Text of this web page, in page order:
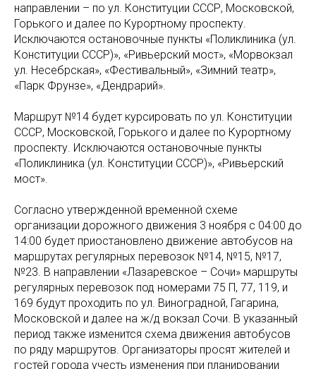
направлении – по ул. Конституции СССР, Московской,
Горького и далее по Курортному проспекту.
Исключаются остановочные пункты «Поликлиника (ул.
Конституции СССР)», «Ривьерский мост», «Морвокзал
ул. Несебрская», «Фестивальный», «Зимний театр»,
«Парк Фрунзе», «Дендрарий».
Маршрут №14 будет курсировать по ул. Конституции
СССР, Московской, Горького и далее по Курортному
проспекту. Исключаются остановочные пункты
«Поликлиника (ул. Конституции СССР)», «Ривьерский
мост».
Согласно утвержденной временной схеме
организации дорожного движения 3 ноября с 04:00 до
14:00 будет приостановлено движение автобусов на
маршрутах регулярных перевозок №14, №15, №17,
№23. В направлении «Лазаревское – Сочи» маршруты
регулярных перевозок под номерами 75 П, 77, 119, и
169 будут проходить по ул. Виноградной, Гагарина,
Московской и далее на ж/д вокзал Сочи. В указанный
период также изменится схема движения автобусов
по ряду маршрутов. Организаторы просят жителей и
гостей города учесть изменения при планировании